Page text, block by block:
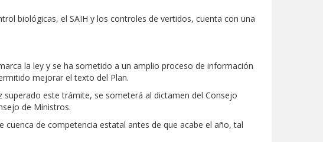
biológicas, el SAIH y los controles de vertidos, cuenta con una
la ley y se ha sometido a un amplio proceso de información
mejorar el texto del Plan.
este trámite, se someterá al dictamen del Consejo
de Ministros.
de competencia estatal antes de que acabe el año, tal